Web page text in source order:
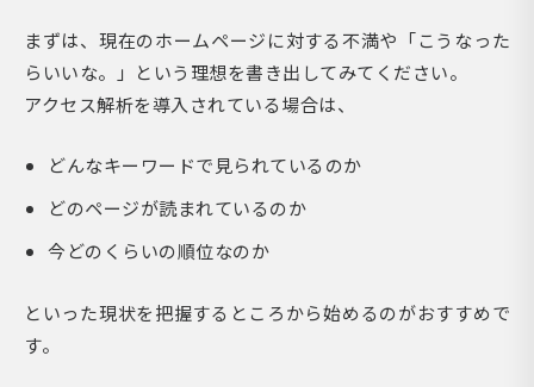
まずは、現在のホームページに対する不満や「こうなった
らいいな。」という理想を書き出してみてください。
アクセス解析を導入されている場合は、
どんなキーワードで見られているのか
どのページが読まれているのか
今どのくらいの順位なのか
といった現状を把握するところから始めるのがおすすめで
す。